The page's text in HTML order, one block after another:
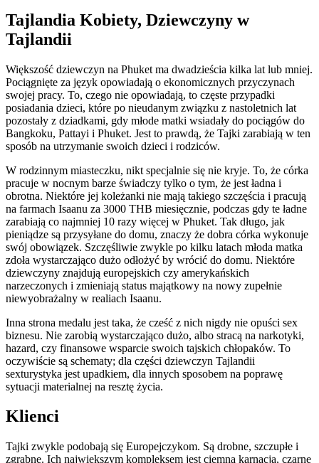
Tajlandia Kobiety, Dziewczyny w
Tajlandii
Większość dziewczyn na Phuket ma dwadzieścia kilka lat lub mniej.
Pociągnięte za język opowiadają o ekonomicznych przyczynach
swojej pracy. To, czego nie opowiadają, to częste przypadki
posiadania dzieci, które po nieudanym związku z nastoletnich lat
pozostały z dziadkami, gdy młode matki wsiadały do pociągów do
Bangkoku, Pattayi i Phuket. Jest to prawdą, że Tajki zarabiają w ten
sposób na utrzymanie swoich dzieci i rodziców.
W rodzinnym miasteczku, nikt specjalnie się nie kryje. To, że córka
pracuje w nocnym barze świadczy tylko o tym, że jest ładna i
obrotna. Niektóre jej koleżanki nie mają takiego szczęścia i pracują
na farmach Isaanu za 3000 THB miesięcznie, podczas gdy te ładne
zarabiają co najmniej 10 razy więcej w Phuket. Tak długo, jak
pieniądze są przysyłane do domu, znaczy że dobra córka wykonuje
swój obowiązek. Szczęśliwie zwykle po kilku latach młoda matka
zdoła wystarczająco dużo odłożyć by wrócić do domu. Niektóre
dziewczyny znajdują europejskich czy amerykańskich
narzeczonych i zmieniają status majątkowy na nowy zupełnie
niewyobrażalny w realiach Isaanu.
Inna strona medalu jest taka, że cześć z nich nigdy nie opuści sex
biznesu. Nie zarobią wystarczająco dużo, albo stracą na narkotyki,
hazard, czy finansowe wsparcie swoich tajskich chłopaków. To
oczywiście są schematy; dla części dziewczyn Tajlandii
sexturystyka jest upadkiem, dla innych sposobem na poprawę
sytuacji materialnej na resztę życia.
Klienci
Tajki zwykle podobają się Europejczykom. Są drobne, szczupłe i
zgrabne. Ich największym kompleksem jest ciemna karnacja, czarne